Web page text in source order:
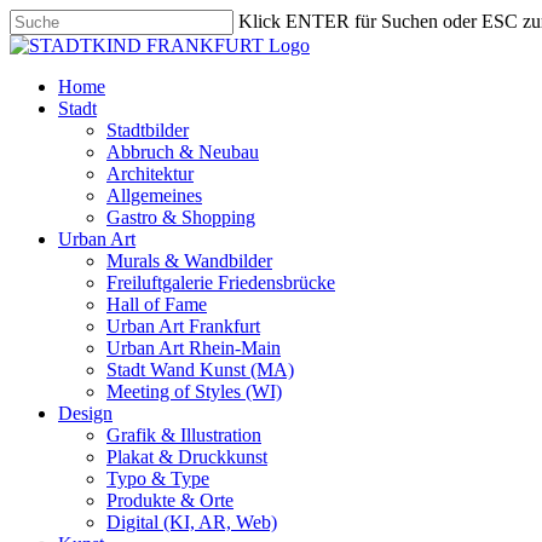
Skip
to
content
Klick ENTER für Suchen oder ESC
Close
search
Menu
Home
Stadt
Stadtbilder
Abbruch & Neubau
Architektur
Allgemeines
Gastro & Shopping
Urban Art
Murals & Wandbilder
Freiluftgalerie Friedensbrücke
Hall of Fame
Urban Art Frankfurt
Urban Art Rhein-Main
Stadt Wand Kunst (MA)
Meeting of Styles (WI)
Design
Grafik & Illustration
Plakat & Druckkunst
Typo & Type
Produkte & Orte
Digital (KI, AR, Web)